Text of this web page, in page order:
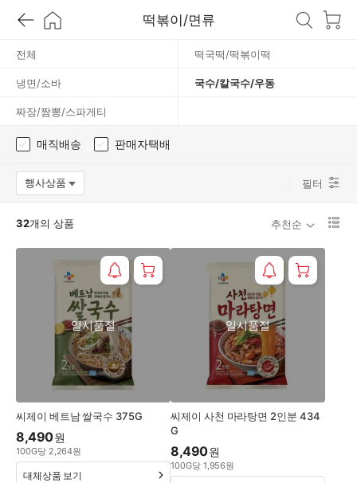
떡볶이/면류
/
전체 떡국떡/떡볶이떡
냉면/소바 국수/칼국수/우동
짜장/짬뽕/스파게티
매직배송 판매자택배
행사상품옵션팝업 열기 필터
32개의 상품 추천순
씨제이 베트남 쌀국수 375G
일시품절
8,490원
100G당 2,264원
대체상품 보기
씨제이 사천 마라탕면 2인분 434
G
일시품절
8,490원
100G당 1,956원